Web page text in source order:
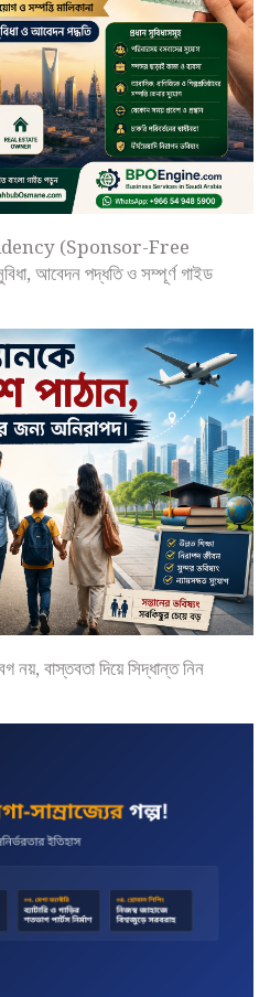
(Sponsor-Free
আবেদন পদ্ধতি ও সম্পূর্ণ গাইড
নয়, বাস্তবতা দিয়ে সিদ্ধান্ত নিন